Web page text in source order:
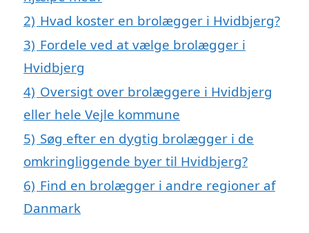
2) Hvad koster en brolægger i Hvidbjerg?
3) Fordele ved at vælge brolægger i
Hvidbjerg
4) Oversigt over brolæggere i Hvidbjerg
eller hele Vejle kommune
5) Søg efter en dygtig brolægger i de
omkringliggende byer til Hvidbjerg?
6) Find en brolægger i andre regioner af
Danmark